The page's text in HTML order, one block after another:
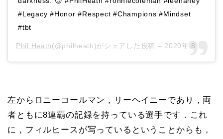
#Legacy #Honor #Respect #Champions #Mindset
#tbt
Phil Heath(@philheath)がシェアした投稿 – 2020年 8月月6日午前9時11分PDT
左からロニーコールマン，リーヘイニーであり，両
者ともに8連覇の記録を持っている選手です．これ
に，フィルヒースが写っているということからも，